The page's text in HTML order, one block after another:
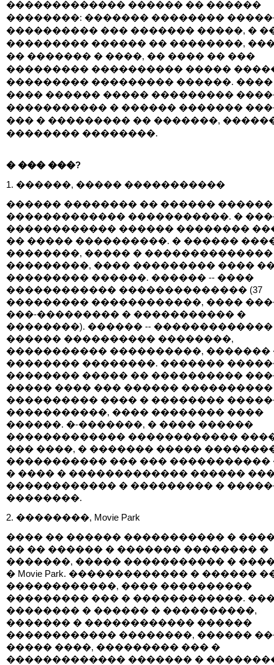
������������� ������ �� ������
��������: ������� ��������
���������� ��� ������� �����, �
��������� ������ �� ��������,
�� ������� � ����, �� ���� �� ���
��������� ���������� �����
��������� ��������� ������. ����
���� ������ ����� ���������
����������� � ������ �������
��� � ��������� �� �������,
�������� ��������.
� ��� ���?
1. ������, ����� �����������
������ �������� �� ������ ������
������������� �����������. �
������������ ������ ��������
�� ����� ����������. � ������
��������, ����� � ��������������
���������, ���� ��������� ����
��������� ������. ������ -- ����
������������ �������������� (37
��������� ������������, ����
���-��������� � ����������� �
��������). ������ -- �������������
������ ���������� ��������,
����������� ����������, �������
�������� ��������. �������
�������� ����� �� ����������
����� ���� ��� ������ ����������
���������� ���� � ��������
�����������, ���� �������� ����
������. �-�������, � ���� ������
������������� ������������
��� ����, � ������� �����
����������� ��� ��� �����������
� ���� � ������������� ������
������������ � ��������� �
��������.
2. ��������, Movie Park
���� �� ������ ����������� �
�� �� ������ � ������� �������� �
�������, ����� ����������� �
� Movie Park. ������������� � ������
������������, ���� ����������
��������� ��� � ������������.
�������� � ������ � ����������,
������� � ������������ ������
������������ ��������, ������
����� ����, ��������� ��� �
������������� ������� �